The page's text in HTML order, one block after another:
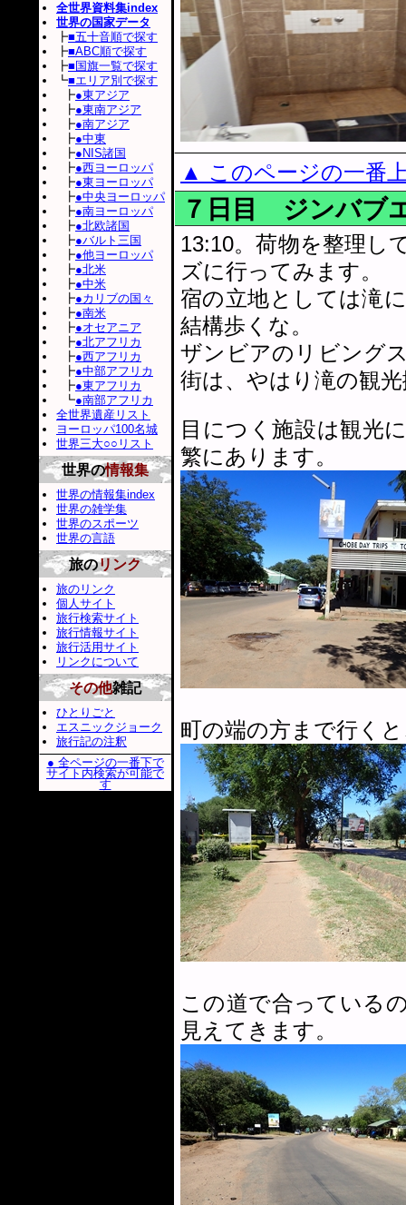
▲ このページの一番
７日目 ジンバブ
13:10。荷物を整理し
ズに行ってみます。
宿の立地としては滝
結構歩くな。
ザンビアのリビング
街は、やはり滝の観
目につく施設は観光
繁にあります。
町の端の方まで行く
この道で合っている
見えてきます。
全世界資料集index
世界の国家データ
┣■五十音順で探す
┣■ABC順で探す
┣■国旗一覧で探す
┗■エリア別で探す
┣●東アジア
┣●東南アジア
┣●南アジア
┣●中東
┣●NIS諸国
┣●西ヨーロッパ
┣●東ヨーロッパ
┣●中央ヨーロッパ
┣●南ヨーロッパ
┣●北欧諸国
┣●バルト三国
┣●他ヨーロッパ
┣●北米
┣●中米
┣●カリブの国々
┣●南米
┣●オセアニア
┣●北アフリカ
┣●西アフリカ
┣●中部アフリカ
┣●東アフリカ
┗●南部アフリカ
全世界遺産リスト
ヨーロッパ100名城
世界三大○○リスト
世界の情報集
世界の情報集index
世界の雑学集
世界のスポーツ
世界の言語
旅のリンク
旅のリンク
個人サイト
旅行検索サイト
旅行情報サイト
旅行活用サイト
リンクについて
その他雑記
ひとりごと
エスニックジョーク
旅行記の注釈
● 全ページの一番下で
サイト内検索が可能で
す